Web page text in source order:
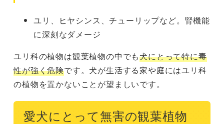
ユリ、ヒヤシンス、チューリップなど。腎機能
に深刻なダメージ
ユリ科の植物は観葉植物の中でも犬にとって特に毒
性が強く危険です。犬が生活する家や庭にはユリ科
の植物を置かないことが望ましいです。
愛犬にとって無害の観葉植物